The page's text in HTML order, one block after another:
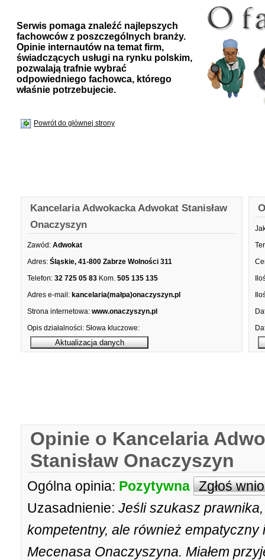
Serwis pomaga znaleźć najlepszych
fachowców z poszczególnych branży.
Opinie internautów na temat firm,
świadczących usługi na rynku polskim,
pozwalają trafnie wybrać
odpowiedniego fachowca, którego
właśnie potrzebujecie.
Powrót do głównej strony
Kancelaria Adwokacka Adwokat Stanisław
Onaczyszyn
Zawód: Adwokat
Adres: Śląskie, 41-800 Zabrze Wolności 311
Telefon: 32 725 05 83 Kom. 505 135 135
Adres e-mail: kancelaria(małpa)onaczyszyn.pl
Strona internetowa: www.onaczyszyn.pl
Opis działalności: Słowa kluczowe:
Opinie o Kancelaria
Stanisław Onaczyszyn
Ogólna opinia: Pozytywna Zgłoś
Uzasadnienie: Jeśli szukasz
kompetentny, ale również empatyczny
Mecenasa Onaczyszyna. Miałem